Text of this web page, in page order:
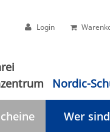
Login
Nordic-
Wer